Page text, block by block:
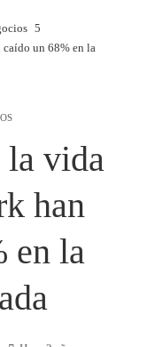
caído un 68% en la
la vida
han
en la